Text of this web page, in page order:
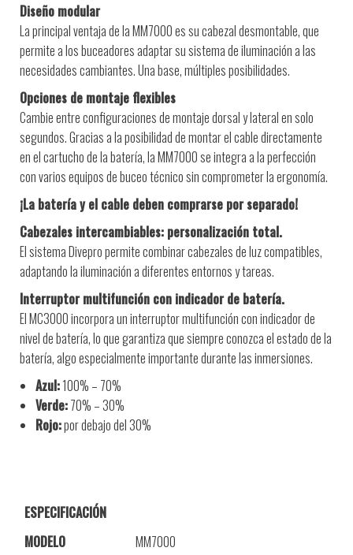
Diseño modular
La principal ventaja de la MM7000 es su cabezal desmontable, que
permite a los buceadores adaptar su sistema de iluminación a las
necesidades cambiantes. Una base, múltiples posibilidades.
Opciones de montaje flexibles
Cambie entre configuraciones de montaje dorsal y lateral en solo
segundos. Gracias a la posibilidad de montar el cable directamente
en el cartucho de la batería, la MM7000 se integra a la perfección
con varios equipos de buceo técnico sin comprometer la ergonomía.
¡La batería y el cable deben comprarse por separado!
Cabezales intercambiables: personalización total.
El sistema Divepro permite combinar cabezales de luz compatibles,
adaptando la iluminación a diferentes entornos y tareas.
Interruptor multifunción con indicador de batería.
El MC3000 incorpora un interruptor multifunción con indicador de
nivel de batería, lo que garantiza que siempre conozca el estado de la
batería, algo especialmente importante durante las inmersiones.
Azul:100% – 70%
Verde:70% – 30%
Rojo:por debajo del 30%
ESPECIFICACIÓN
MODELO
MM7000